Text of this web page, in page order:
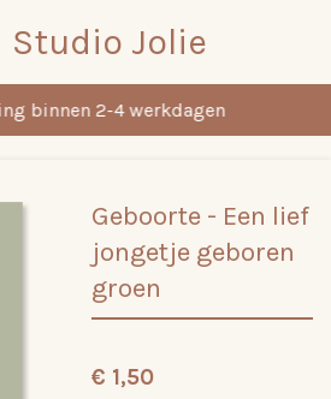
Studio Jolie
binnen 2-4 werkdagen
Geboorte - Een lief
jongetje geboren
groen
€ 1,50